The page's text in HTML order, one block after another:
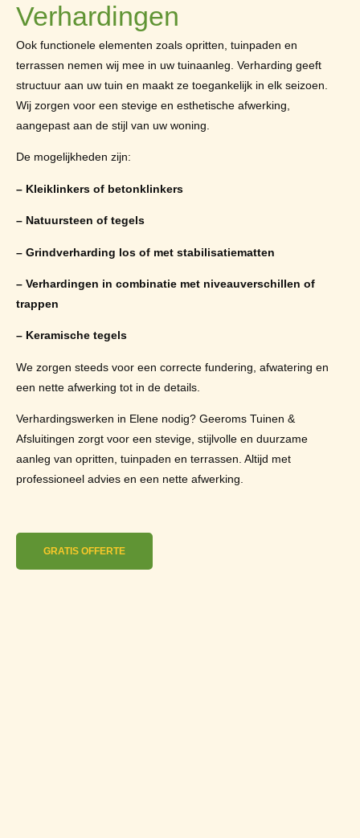
Verhardingen
Ook functionele elementen zoals opritten, tuinpaden en
terrassen nemen wij mee in uw tuinaanleg. Verharding geeft
structuur aan uw tuin en maakt ze toegankelijk in elk seizoen.
Wij zorgen voor een stevige en esthetische afwerking,
aangepast aan de stijl van uw woning.
De mogelijkheden zijn:
– Kleiklinkers of betonklinkers
– Natuursteen of tegels
– Grindverharding los of met stabilisatiematten
– Verhardingen in combinatie met niveauverschillen of
trappen
– Keramische tegels
We zorgen steeds voor een correcte fundering, afwatering en
een nette afwerking tot in de details.
Verhardingswerken in Elene nodig? Geeroms Tuinen &
Afsluitingen zorgt voor een stevige, stijlvolle en duurzame
aanleg van opritten, tuinpaden en terrassen. Altijd met
professioneel advies en een nette afwerking.
GRATIS OFFERTE